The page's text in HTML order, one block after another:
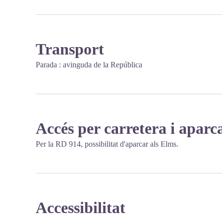
Transport
Parada : avinguda de la República
Accés per carretera i
Per la RD 914, possibilitat d'aparcar als Elms.
Accessibilitat